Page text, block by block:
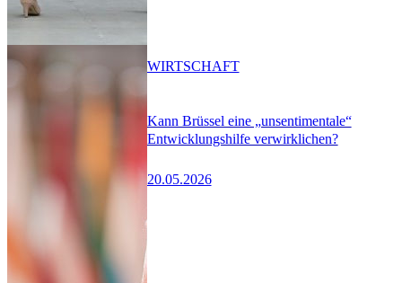
Kann Brüssel eine „unsentimentale“
Entwicklungshilfe verwirklichen?
20.05.2026
WIRTSCHAFT